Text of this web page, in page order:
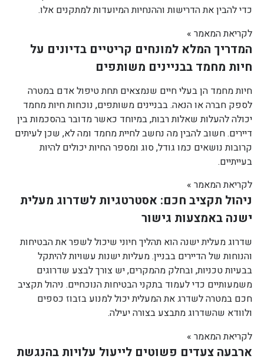
כדי להבין את הדרישות וההנחיות המיועדות למתקנים אלו.
לקריאת המאמר »
המדריך המלא למונחים קריטיים בדיונים על
חיות מחמד בבניינים משותפים
חיות מחמד הן בעלי חיים שנמצאים תחת טיפול אדם במטרה
לספק חברה או הנאה. בבניינים משותפים, נוכחות חיות מחמד
יכולה להעלות שאלות רבות, במיוחד כאשר מדובר בהסכמות בין
דיירים. חשוב להבין מה נחשב לחיית מחמד ומה לא, שכן לעיתים
קרובות נושאים כמו גודל, סוג ומספר החיות יכולים להיות
בעייתיים.
לקריאת המאמר »
ניהול תקציב חכם: אסטרטגיות לשדרוג מעלית
ישנה באמצעות גישור
שדרוג מעלית ישנה הוא תהליך חיוני שיכול לשפר את הבטיחות
והנוחות של הדיירים בבניין. מעליות ישנות עשויות להיתקל
בבעיות טכניות, ובחלק מהמקרים, יש צורך לבצע שדרוגים
משמעותיים כדי לעמוד בתקני הבטיחות הנוכחיים. ניהול תקציב
חכם במטרה לשדרג את המעלית יכול למנוע בזבוז כספים
ולוודא שהשדרוג מתבצע בצורה יעילה.
לקריאת המאמר »
ארבעה צעדים פשוטים לייעול עלויות בהנגשת